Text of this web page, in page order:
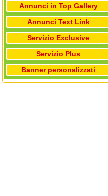
Annunci in Top Gallery
Annunci Text Link
Servizio Exclusive
Servizio Plus
Banner personalizzati